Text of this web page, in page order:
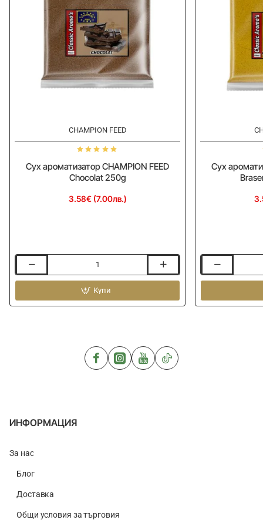
CHAMPION FEED
Сух ароматизатор CHAMPION FEED
Chocolat 250g
3.58€ (7.00лв.)
ароматизатор
FEED
Купи
Сух
ароматизатор
FEED
ИНФОРМАЦИЯ
За нас
Блог
Доставка
Общи условия за търговия